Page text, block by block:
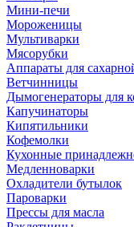
Мини-печи
Мороженицы
Мультиварки
Мясорубки
Аппараты для
Ветчинницы
Дымогенераторы для
Капучинаторы
Кипятильники
Кофемолки
Кухонные
Медленноварки
Охладители бутылок
Пароварки
Прессы для масла